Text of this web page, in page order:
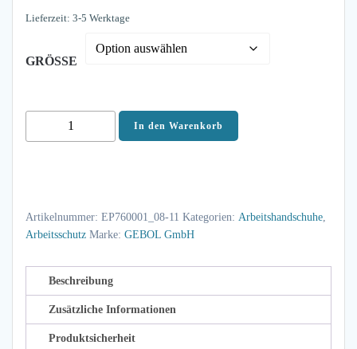
Lieferzeit: 3-5 Werktage
GRÖSSE
Montagehandschuh
G-
BASE
Menge
In den Warenkorb
Artikelnummer: EP760001_08-11 Kategorien: Arbeitshandschuhe
Arbeitsschutz Marke: GEBOL GmbH
Beschreibung
Zusätzliche Informationen
Produktsicherheit